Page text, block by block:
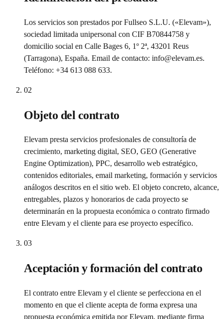
Los servicios son prestados por Fullseo S.L.U. («Elevam»),
sociedad limitada unipersonal con CIF B70844758 y
domicilio social en Calle Bages 6, 1º 2ª, 43201 Reus
(Tarragona), España. Email de contacto: info@elevam.es.
Teléfono: +34 613 088 633.
02
Objeto del contrato
Elevam presta servicios profesionales de consultoría de
crecimiento, marketing digital, SEO, GEO (Generative
Engine Optimization), PPC, desarrollo web estratégico,
contenidos editoriales, email marketing, formación y servicios
análogos descritos en el sitio web. El objeto concreto, alcance,
entregables, plazos y honorarios de cada proyecto se
determinarán en la propuesta económica o contrato firmado
entre Elevam y el cliente para ese proyecto específico.
03
Aceptación y formación del contrato
El contrato entre Elevam y el cliente se perfecciona en el
momento en que el cliente acepta de forma expresa una
propuesta económica emitida por Elevam, mediante firma